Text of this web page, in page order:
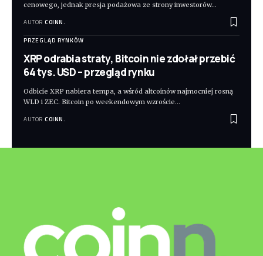
cenowego, jednak presja podażowa ze strony inwestorów…
AUTOR COINN.
PRZEGLĄD RYNKÓW
XRP odrabia straty, Bitcoin nie zdołał przebić
64 tys. USD – przegląd rynku
Odbicie XRP nabiera tempa, a wśród altcoinów najmocniej rosną
WLD i ZEC. Bitcoin po weekendowym wzroście…
AUTOR COINN.